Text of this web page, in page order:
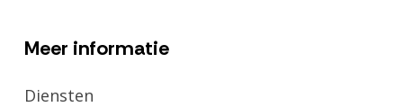
Meer informatie
Diensten